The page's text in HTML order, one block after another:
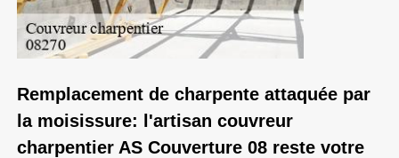
Remplacement de charpente attaquée par
la moisissure: l'artisan couvreur
charpentier AS Couverture 08 reste votre